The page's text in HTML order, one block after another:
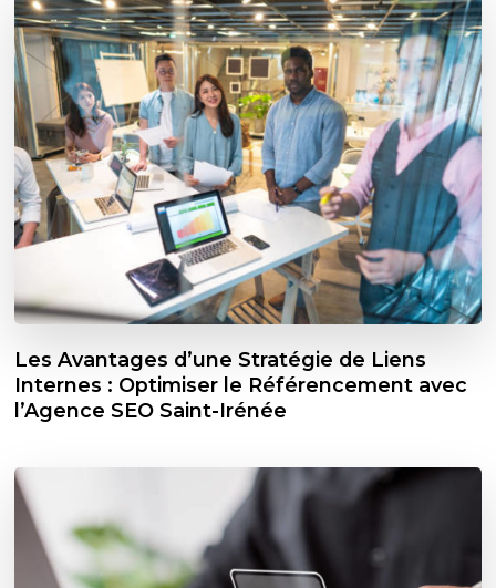
Les Avantages d’une Stratégie de Liens
Internes : Optimiser le Référencement avec
l’Agence SEO Saint-Irénée